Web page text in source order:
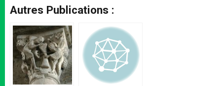
Autres Publications :